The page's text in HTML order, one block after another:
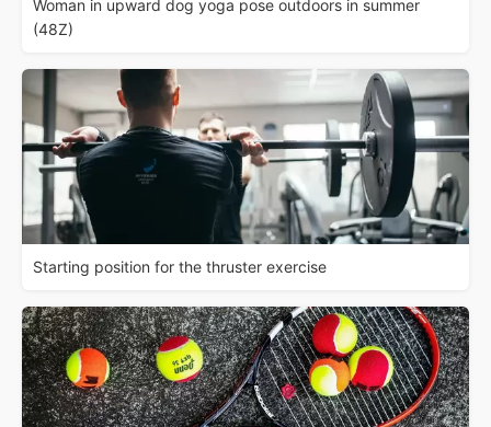
Woman in upward dog yoga pose outdoors in summer
(48Z)
Starting position for the thruster exercise